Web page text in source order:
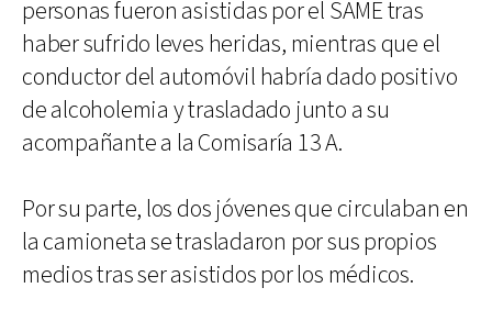
personas fueron asistidas por el SAME tras
haber sufrido leves heridas, mientras que el
conductor del automóvil habría dado positivo
de alcoholemia y trasladado junto a su
acompañante a la Comisaría 13 A.
Por su parte, los dos jóvenes que circulaban en
la camioneta se trasladaron por sus propios
medios tras ser asistidos por los médicos.